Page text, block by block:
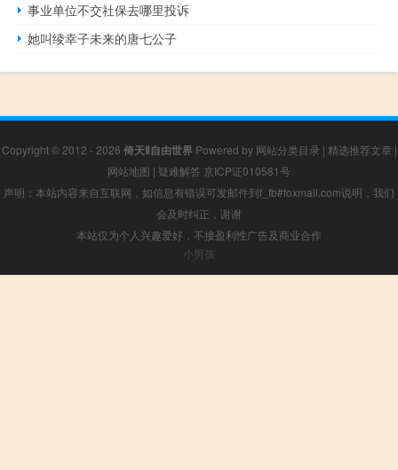
事业单位不交社保去哪里投诉
她叫绫幸子未来的唐七公子
Copyright © 2012 - 2026 倚天Ⅱ自由世界Powered by 网站分类目录 | 精选推荐文章 |
网站地图 | 疑难解答 京ICP证010581号
声明：本站内容来自互联网，如信息有错误可发邮件到f_fb#foxmail.com说明，我们
会及时纠正，谢谢
本站仅为个人兴趣爱好，不接盈利性广告及商业合作
小男孩